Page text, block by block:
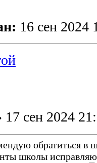
16 сен 2024
17 сен 2024
обратиться в
школы